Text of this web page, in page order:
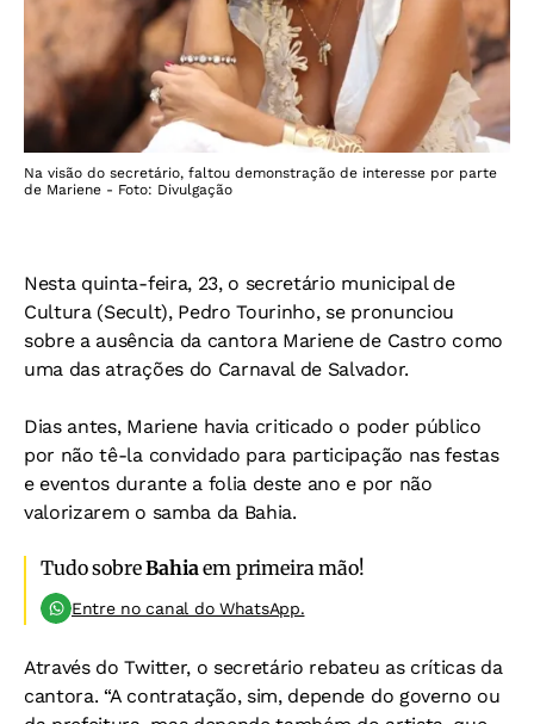
Na visão do secretário, faltou demonstração de interesse por parte
de Mariene - Foto: Divulgação
Nesta quinta-feira, 23, o secretário municipal de
Cultura (Secult), Pedro Tourinho, se pronunciou
sobre a ausência da cantora Mariene de Castro como
uma das atrações do Carnaval de Salvador.
Dias antes, Mariene havia criticado o poder público
por não tê-la convidado para participação nas festas
e eventos durante a folia deste ano e por não
valorizarem o samba da Bahia.
Tudo sobreBahiaem primeira mão!
Entre no canal do WhatsApp.
Através do Twitter, o secretário rebateu as críticas da
cantora. “A contratação, sim, depende do governo ou